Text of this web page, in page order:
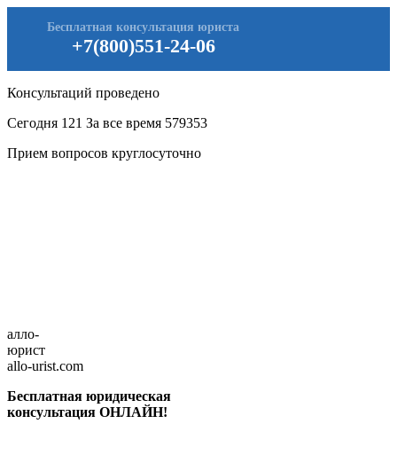
+7(800)551-24-06
Бесплатная консультация юриста
Консультаций проведено
Сегодня 121 За все время 579353
Прием вопросов круглосуточно
алло-
юрист
allo-urist.com
Бесплатная юридическая
консультация ОНЛАЙН!